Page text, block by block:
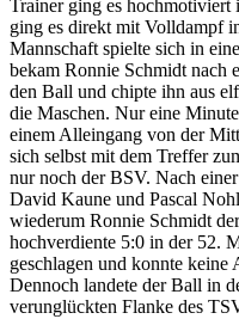
Trainer ging es
ging es direkt mit Volldampf
Mannschaft spielte sich in
bekam Ronnie Schmidt nach
den Ball und chipte ihn aus
die Maschen. Nur eine
einem Alleingang von der
sich selbst mit dem Treffer
nur noch der BSV. Nach
David Kaune und Pascal
wiederum Ronnie Schmidt
hochverdiente 5:0 in der 52.
geschlagen und konnte keine
Dennoch landete der Ball in
verunglückten Flanke des